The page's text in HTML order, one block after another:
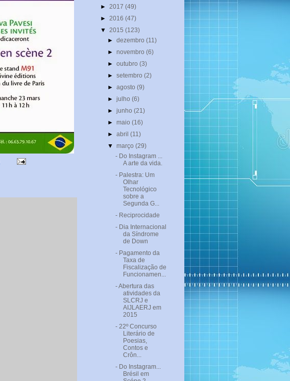
► 2017 (49)
► 2016 (47)
▼ 2015 (123)
►dezembro(11)
►novembro(6)
►outubro(3)
►setembro(2)
►agosto(9)
►julho(6)
►junho(21)
►maio(16)
►abril(11)
▼março(29)
- Do Instagram ...
A arte da vida.
- Palestra: Um
Olhar
Tecnológico
sobre a
Segunda G...
- Reciprocidade
- Dia Internacional
da Síndrome
de Down
- Pagamento da
Taxa de
Fiscalização de
Funcionamen...
- Abertura das
atividades da
SLCRJ e
AIJLAERJ em
2015
- 22º Concurso
Literário de
Poesias,
Contos e
Crôn...
- Do Instagram...
Brésil em